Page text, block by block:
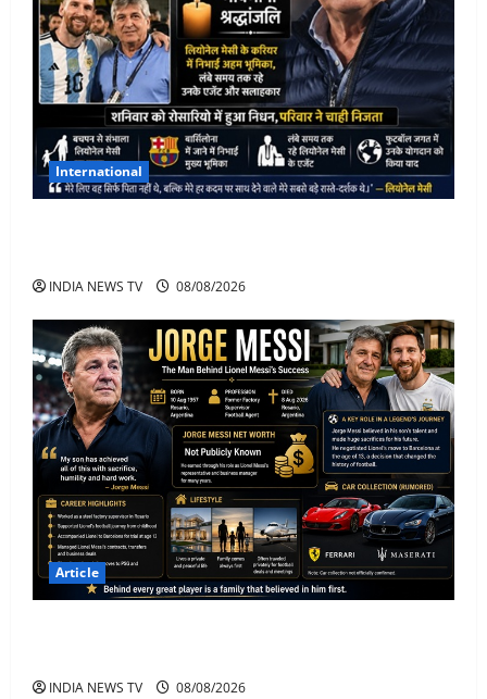
International
INDIA NEWS TV 08/08/2026
Article
INDIA NEWS TV 08/08/2026